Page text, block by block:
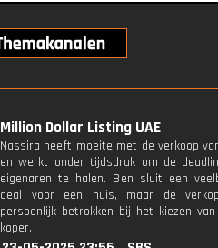
Million Dollar Listing UAE
Nassira heeft moeite met de verkoop
en werkt onder tijdsdruk om de
eigenaren te halen. Ben sluit een
deal voor een huis, maar de
persoonlijk betrokken bij het kiezen
koper.